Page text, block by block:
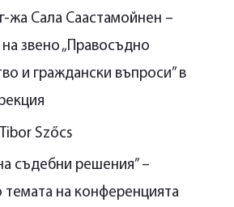
жа Сала Саастамойнен –
звено „Правосъдно
и граждански въпроси” в
Szőcs
съдебни решения” –
темата на конференцията